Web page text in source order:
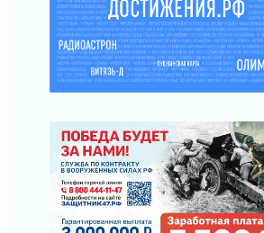
Клюква наливается, но в
просится
03 августа 2026
Строительные компании
подняли зарплаты почти на
Шесть новых жизней в честь
Ленинградской области
03 августа 2026
Уроки безопасности для детей